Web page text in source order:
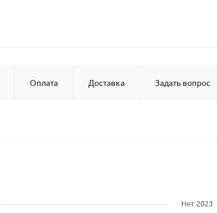
Оплата Доставка Задать вопрос
Нет 2023